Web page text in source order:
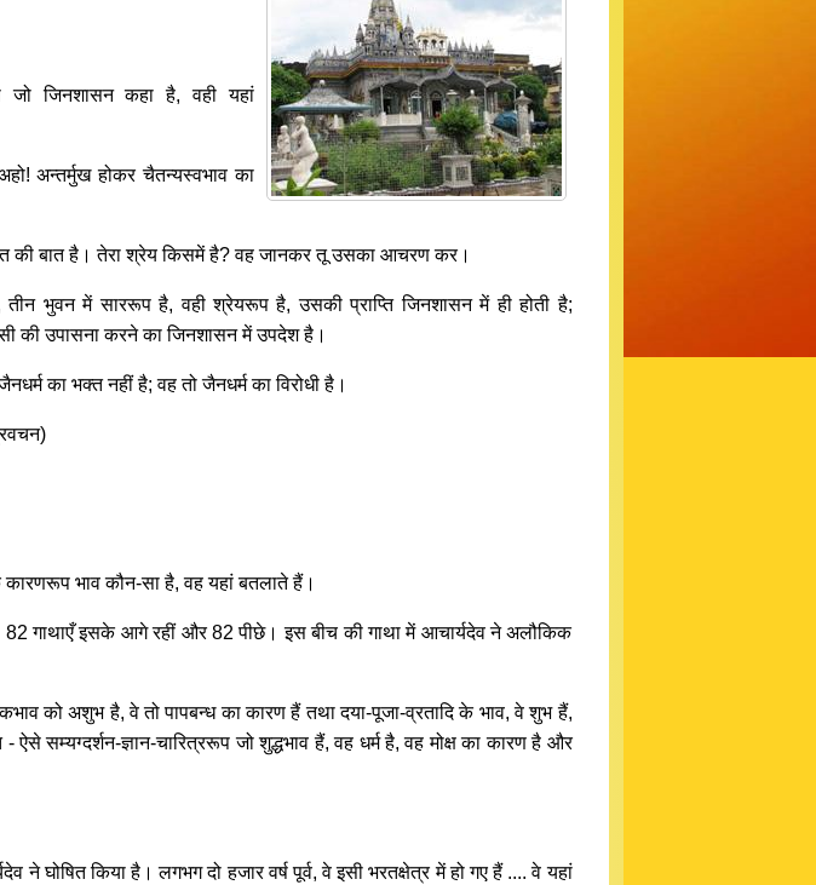
जो जिनशासन कहा है, वही यहां
अन्तर्मुख होकर चैतन्यस्वभाव का
की बात है। तेरा श्रेय किसमें है? वह जानकर तू उसका आचरण कर।
तीन भुवन में साररूप है, वही श्रेयरूप है, उसकी प्राप्ति जिनशासन में ही होती है;
की उपासना करने का जिनशासन में उपदेश है।
का भक्त नहीं है; वह तो जैनधर्म का विरोधी है।
कारणरूप भाव कौन-सा है, वह यहां बतलाते हैं।
गाथाएँ इसके आगे रहीं और 82 पीछे। इस बीच की गाथा में आचार्यदेव ने अलौकिक
को अशुभ है, वे तो पापबन्ध का कारण हैं तथा दया-पूजा-व्रतादि के भाव, वे शुभ हैं,
सम्यग्दर्शन-ज्ञान-चारित्ररूप जो शुद्धभाव हैं, वह धर्म है, वह मोक्ष का कारण है और
ने घोषित किया है। लगभग दो हजार वर्ष पूर्व, वे इसी भरतक्षेत्र में हो गए हैं .... वे यहां